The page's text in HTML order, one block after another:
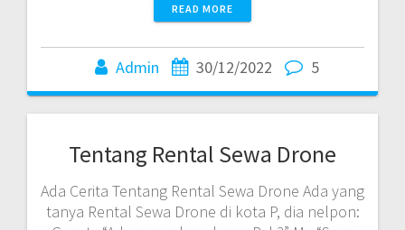
READ MORE
Admin 30/12/2022 5
Tentang Rental Sewa Drone
Ada Cerita Tentang Rental Sewa Drone Ada yang
tanya Rental Sewa Drone di kota P, dia nelpon: